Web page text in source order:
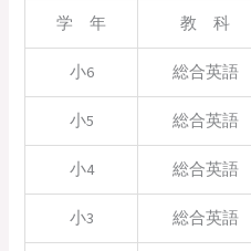
学 年
教 科
小6 総合英語
小5 総合英語
小4 総合英語
小3 総合英語